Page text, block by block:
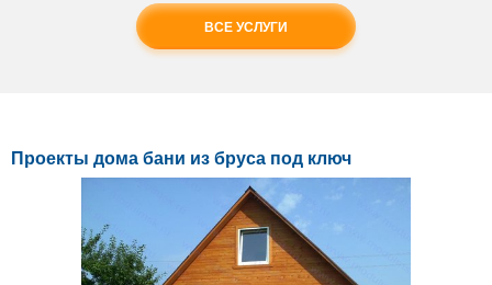
ВСЕ УСЛУГИ
Проекты дома бани из бруса под ключ